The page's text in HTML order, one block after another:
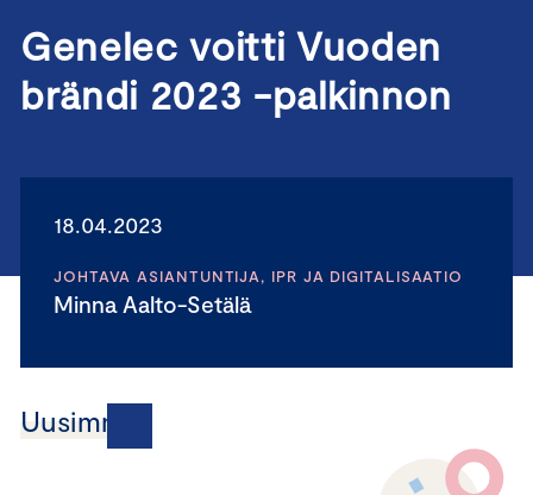
Genelec voitti Vuoden
brändi 2023 -palkinnon
18.04.2023
JOHTAVA ASIANTUNTIJA, IPR JA DIGITALISAATIO
Minna Aalto-Setälä
Uusimmat